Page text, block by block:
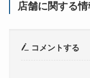
店舗に関する
コメントする